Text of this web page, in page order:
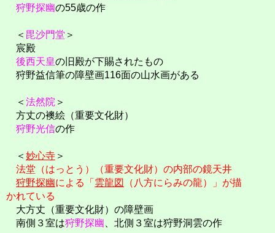
狩野探幽の55歳の作
＜ 毘沙門堂 ＞
宸殿
後西天皇の旧殿が下賜されたもの
狩野益信筆の障壁画116面の山水画がある
＜ 法然院 ＞
方丈の襖絵（重要文化財）
狩野光信の作
＜ 妙心寺 ＞
法堂（はっとう）（重要文化財）の内部の鏡天井
狩野探幽による「 雲龍図
（八方にらみの龍）」が描
かれている
大方丈（重要文化財）の障壁画
南側３室は狩野探幽 、北側３室は狩野洞雲の作